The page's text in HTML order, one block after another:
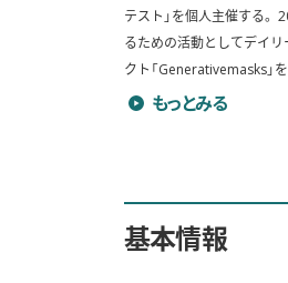
テスト」を個人主催する
るための活動としてデイ
クト「Generativemasks」
高尾俊介のプロフ
もっとみる
基本情報